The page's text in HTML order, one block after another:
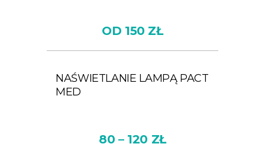
OD 150 ZŁ
NAŚWIETLANIE LAMPĄ PACT
MED
80 – 120 ZŁ